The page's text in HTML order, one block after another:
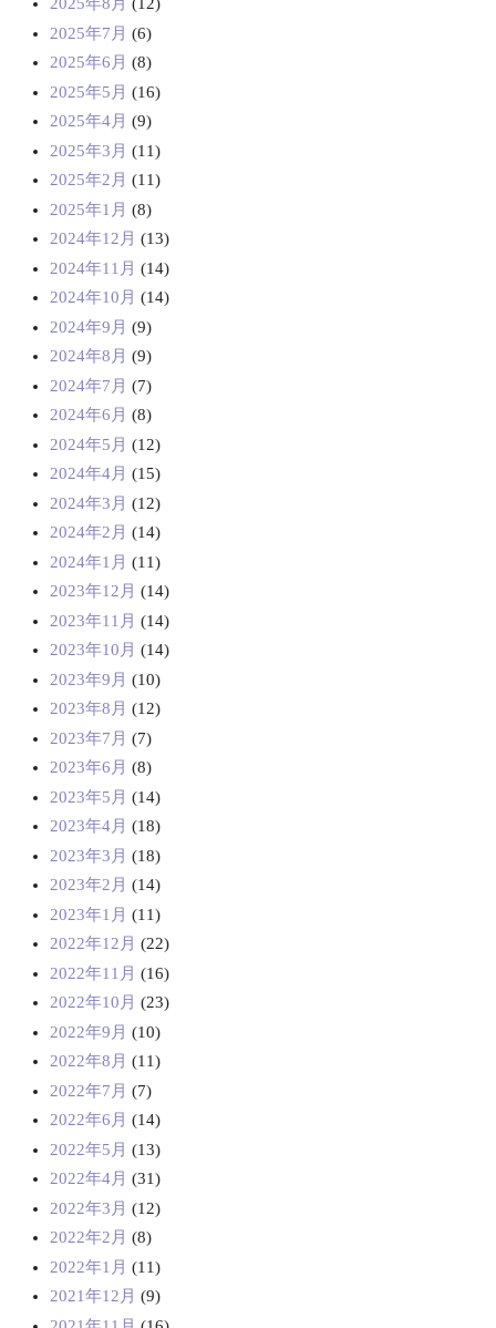
2025年7月 (6)
2025年6月 (8)
2025年5月 (16)
2025年4月 (9)
2025年3月 (11)
2025年2月 (11)
2025年1月 (8)
2024年12月 (13)
2024年11月 (14)
2024年10月 (14)
2024年9月 (9)
2024年8月 (9)
2024年7月 (7)
2024年6月 (8)
2024年5月 (12)
2024年4月 (15)
2024年3月 (12)
2024年2月 (14)
2024年1月 (11)
2023年12月 (14)
2023年11月 (14)
2023年10月 (14)
2023年9月 (10)
2023年8月 (12)
2023年7月 (7)
2023年6月 (8)
2023年5月 (14)
2023年4月 (18)
2023年3月 (18)
2023年2月 (14)
2023年1月 (11)
2022年12月 (22)
2022年11月 (16)
2022年10月 (23)
2022年9月 (10)
2022年8月 (11)
2022年7月 (7)
2022年6月 (14)
2022年5月 (13)
2022年4月 (31)
2022年3月 (12)
2022年2月 (8)
2022年1月 (11)
2021年12月 (9)